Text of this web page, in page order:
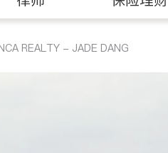
REALTY - JADE DANG